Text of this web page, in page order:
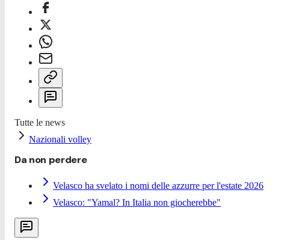
Tutte le news
Nazionali volley
Da non perdere
Velasco ha svelato i nomi delle azzurre per l'estate 2026
Velasco: "Yamal? In Italia non giocherebbe"